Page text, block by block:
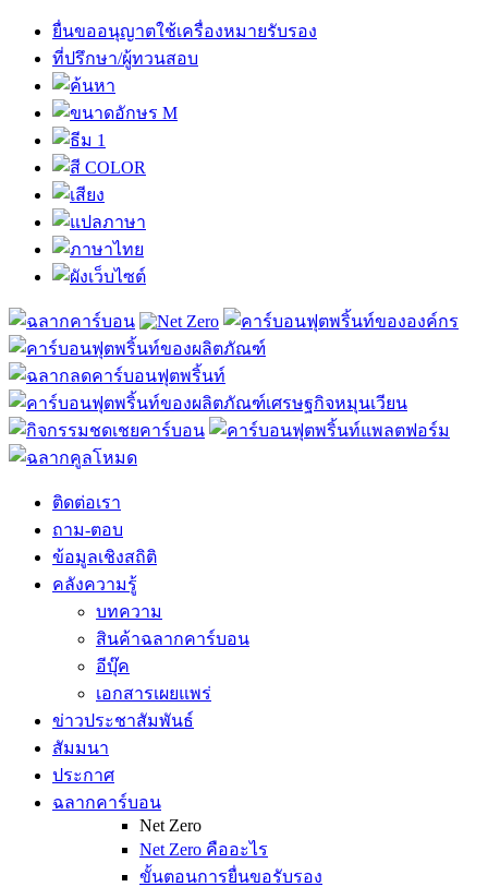
ยื่นขออนุญาตใช้เครื่องหมายรับรอง
ที่ปรึกษา/ผู้ทวนสอบ
ติดต่อเรา
ถาม-ตอบ
ข้อมูลเชิงสถิติ
คลังความรู้
บทความ
สินค้าฉลากคาร์บอน
อีบุ๊ค
เอกสารเผยแพร่
ข่าวประชาสัมพันธ์
สัมมนา
ประกาศ
ฉลากคาร์บอน
Net Zero
Net Zero คืออะไร
ขั้นตอนการยื่นขอรับรอง